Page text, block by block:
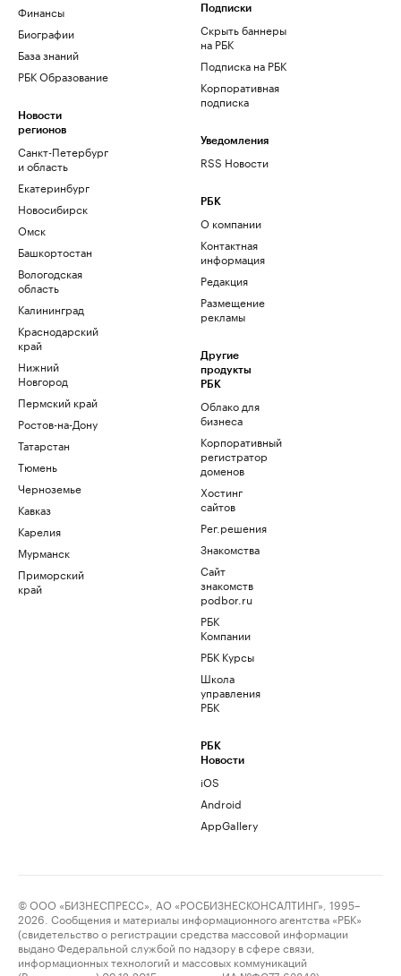
Финансы
Биографии
База знаний
РБК Образование
Новости
регионов
Санкт-Петербург
и область
Екатеринбург
Новосибирск
Омск
Башкортостан
Вологодская
область
Калининград
Краснодарский
край
Нижний
Новгород
Пермский край
Ростов-на-Дону
Татарстан
Тюмень
Черноземье
Кавказ
Карелия
Мурманск
Приморский
край
Подписки
Скрыть баннеры
на РБК
Подписка на РБК
Корпоративная
подписка
Уведомления
RSS Новости
РБК
О компании
Контактная
информация
Редакция
Размещение
рекламы
Другие
продукты
РБК
Облако для
бизнеса
Корпоративный
регистратор
доменов
Хостинг
сайтов
Рег.решения
Знакомства
Сайт
знакомств
podbor.ru
РБК
Компании
РБК Курсы
Школа
управления
РБК
РБК
Новости
iOS
Android
AppGallery
© ООО «БИЗНЕСПРЕСС», АО «РОСБИЗНЕСКОНСАЛТИНГ», 1995–
2026. Сообщения и материалы информационного агентства «РБК»
(свидетельство о регистрации средства массовой информации
выдано Федеральной службой по надзору в сфере связи,
информационных технологий и массовых коммуникаций